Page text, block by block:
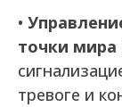
•
точки мира
тревоге и